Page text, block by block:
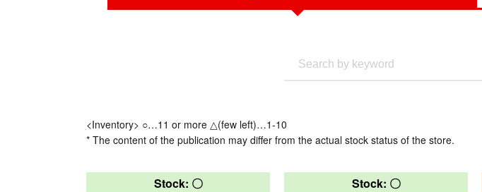
<Inventory> ○…11 or more △(few left)…1-10
* The content of the publication may differ from the actual stock status of the store.
Stock: 〇 Stock: 〇